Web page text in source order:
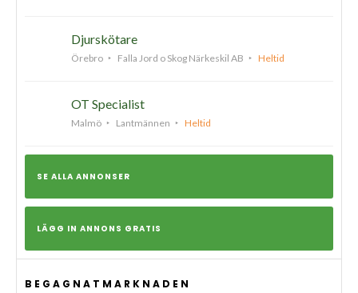
Djurskötare
Örebro Falla Jord o Skog Närkeskil AB Heltid
OT Specialist
Malmö Lantmännen Heltid
SE ALLA ANNONSER
LÄGG IN ANNONS GRATIS
BEGAGNATMARKNADEN